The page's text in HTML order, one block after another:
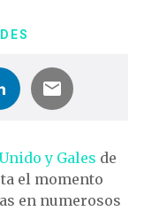
y Gales de
el momento
en numerosos